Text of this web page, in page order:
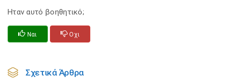
Ηταν αυτό βοηθητικό;
Ναι Οχι
Σχετικά Άρθρα